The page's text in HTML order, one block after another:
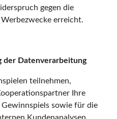
gegen die
erreicht.
der Datenverarbeitung
teilnehmen,
Ihre
sowie für die
Kundenanalysen.